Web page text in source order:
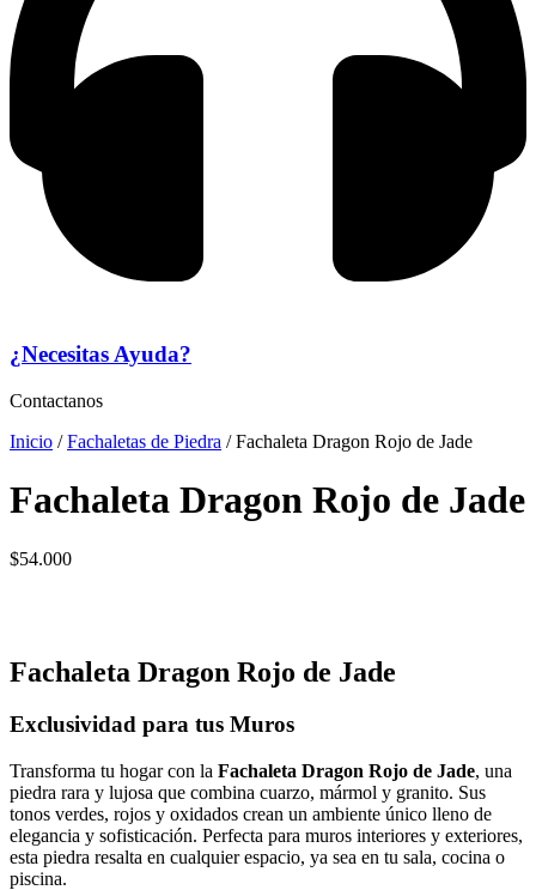
¿Necesitas Ayuda?
Contactanos
Inicio /Fachaletas de Piedra / Fachaleta Dragon Rojo de Jade
Fachaleta Dragon Rojo de Jade
$54.000
Fachaleta Dragon Rojo de Jade
Exclusividad para tus Muros
Transforma tu hogar con la Fachaleta Dragon Rojo de Jade, una
piedra rara y lujosa que combina cuarzo, mármol y granito. Sus
tonos verdes, rojos y oxidados crean un ambiente único lleno de
elegancia y sofisticación. Perfecta para muros interiores y exteriores,
esta piedra resalta en cualquier espacio, ya sea en tu sala, cocina o
piscina.